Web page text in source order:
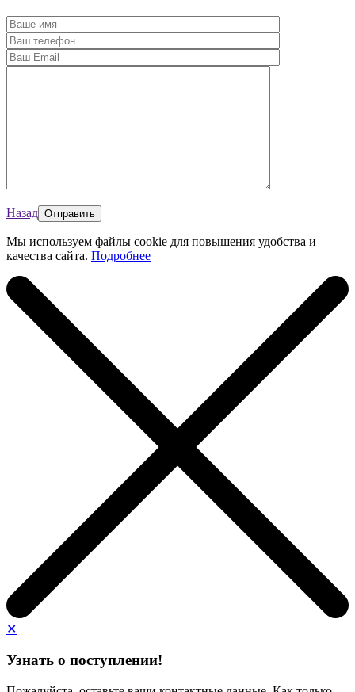
Назад
Мы используем файлы cookie для повышения удобства и
качества сайта. Подробнее
✕
Узнать о поступлении!